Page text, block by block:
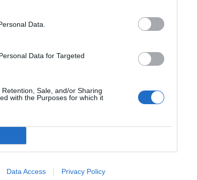
Data.
Data for Targeted
Sale, and/or Sharing
with the Purposes for which it
Data Access Privacy Policy
800+. Nowa propozycja dla
dla seniorów. Policzyliśmy, ile może
od 2200 do 2700 zł